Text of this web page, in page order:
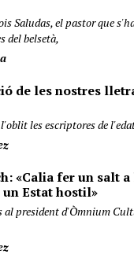
Saludas, el pastor que
del belsetà,
de les nostres
l'oblit les escriptores de
«Calia fer un salt a
Estat hostil»
al president d'Òmnium